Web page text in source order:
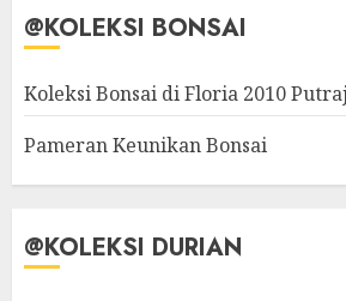
@KOLEKSI BONSAI
Koleksi Bonsai di Floria 2010
Pameran Keunikan Bonsai
@KOLEKSI DURIAN